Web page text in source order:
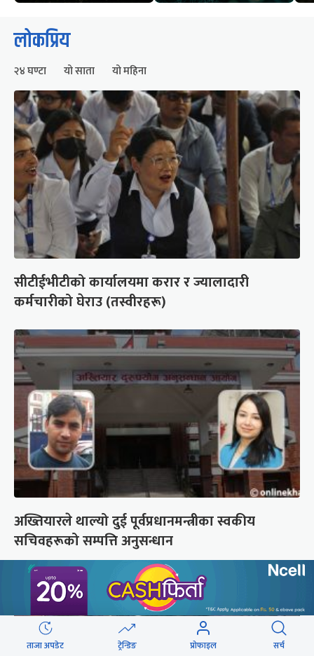
लोकप्रिय
२४ घण्टा यो साता यो महिना
सीटीईभीटीको कार्यालयमा करार र ज्यालादारी
कर्मचारीको घेराउ (तस्वीरहरू)
अख्तियारले थाल्यो दुई पूर्वप्रधानमन्त्रीका स्वकीय
सचिवहरूको सम्पत्ति अनुसन्धान
ताजा अपडेट ट्रेन्डिङ प्रोफाइल सर्च